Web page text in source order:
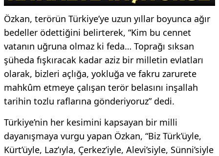
Özkan, terörün Türkiye’ye uzun yıllar boyunca ağır
bedeller ödettiğini belirterek, “Kim bu cennet
vatanın uğruna olmaz ki feda… Toprağı sıksan
şüheda fışkıracak kadar aziz bir milletin evlatları
olarak, bizleri açlığa, yokluğa ve fakru zarurete
mahkûm etmeye çalışan terör belasını inşallah
tarihin tozlu raflarına gönderiyoruz” dedi.
Türkiye’nin her kesimini kapsayan bir milli
dayanışmaya vurgu yapan Özkan, “Biz Türk’üyle,
Kürt’üyle, Laz’ıyla, Çerkez’iyle, Alevi’siyle, Sünni’siyle